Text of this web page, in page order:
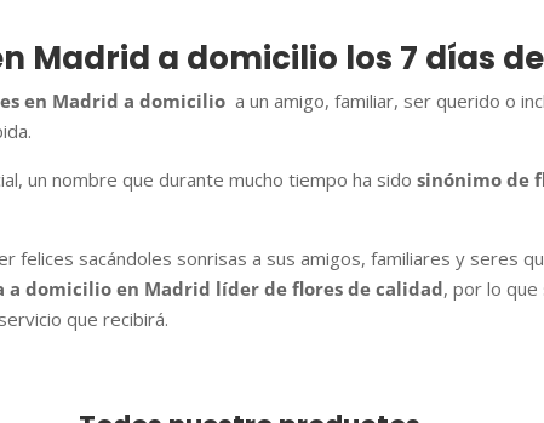
Madrid a domicilio los 7 días
en Madrid a domicilio a un amigo, familiar, ser querido o
un nombre que durante mucho tiempo ha sidosinónimo de
felices sacándoles sonrisas a sus amigos, familiares y seres
a domicilio en Madrid líder de flores de calidad, por lo
que recibirá.